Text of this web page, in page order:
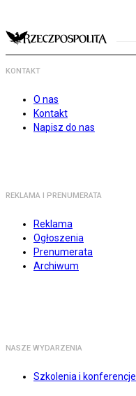
KONTAKT
O nas
Kontakt
Napisz do nas
REKLAMA I PRENUMERATA
Reklama
Ogłoszenia
Prenumerata
Archiwum
NASZE WYDARZENIA
Szkolenia i konferencje